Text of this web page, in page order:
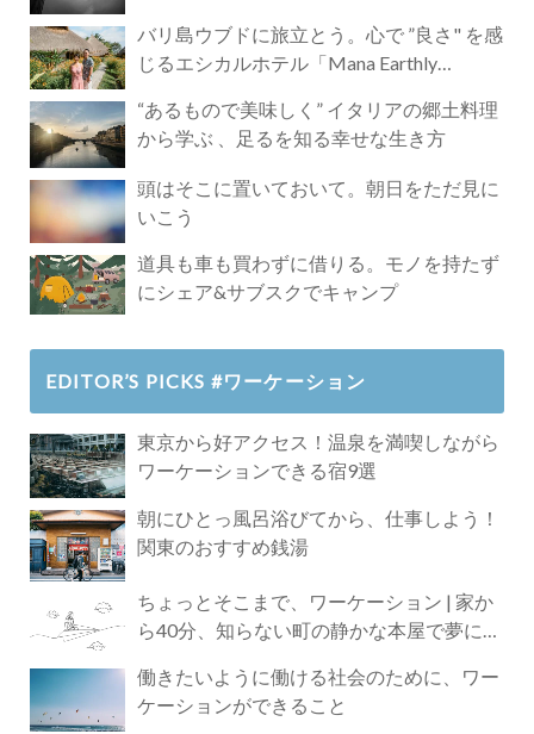
バリ島ウブドに旅立とう。心で ”良さ" を感
じるエシカルホテル「Mana Earthly
“あるもので美味しく” イタリアの郷土料理
から学ぶ 、足るを知る幸せな生き方
頭はそこに置いておいて。朝日をただ見に
いこう
道具も車も買わずに借りる。モノを持たず
にシェア&サブスクでキャンプ
EDITOR’S PICKS #ワーケーション
東京から好アクセス！温泉を満喫しながら
ワーケーションできる宿9選
朝にひとっ風呂浴びてから、仕事しよう！
関東のおすすめ銭湯
ちょっとそこまで、ワーケーション | 家か
ら40分、知らない町の静かな本屋で夢に近
働きたいように働ける社会のために、ワー
ケーションができること